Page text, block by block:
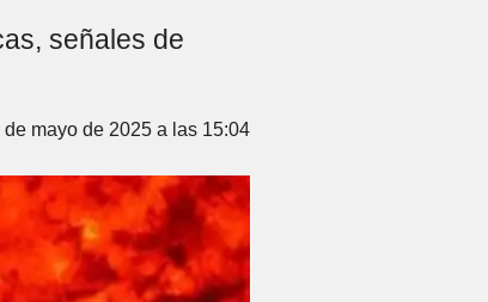
señales de
de mayo de 2025 a las 15:04